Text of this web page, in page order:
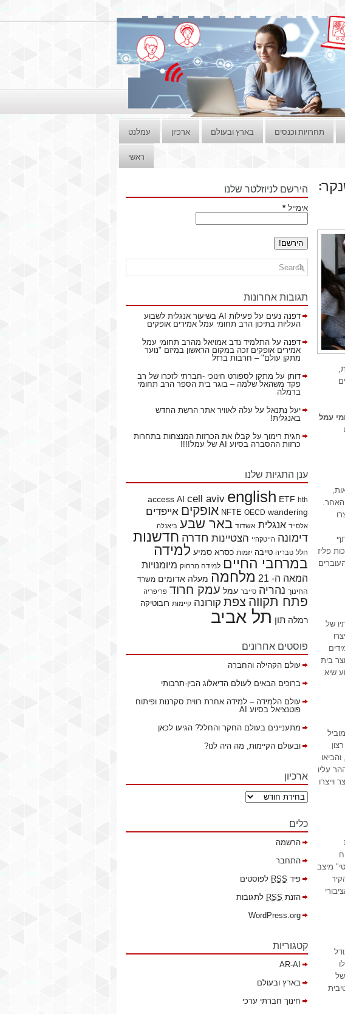
עמלנט ארכיון בארץ ובעולם תחרויות וכנסים
ראשי
עמל
פליז
של
בית
שיא
עליו
מיצב
הירשם לניוזלטר שלנו
אימייל *
תגובות אחרונות
דפנה נעים על
פעילות AI בשיעור אנגלית לשבוע
העליות בתיכון הרב תחומי עמל אמירים אופקים
דפנה על התלמיד נדב אמויאל מהרב תחומי עמל
אמירים אופקים זכה במקום הראשון במיזם "נוער
מתקן עולם" – חרבות ברזל
דותן על מתקן לספורט חינוכי -חברתי לזכרו של רב
פקד משהאל שלמה – בוגר בית הספר הרב תחומי
ברמלה
יעל נתנאל על עלה לאוויר אתר הרשת החדש
באנגלית!
חגית רימוך על קבלו את הכרזות המנצחות בתחרות
כרזות ההסברה בסיוע AI של עמל!!!!
ענן התגיות שלנו
access AI cell aviv english ETF hth
NFTE OECD wandering אופקים אייפדים
אלסייד אנגלית אשדוד באר שבע ביאנלה
דימונה הייטקהיי הצטיינות חדרה חדשנות
חלל טבריה טייבה יזמות כסרא סמיע למידה
במרחבי החיים למידה מרחוק מיומנויות
המאה ה- 21
מלחמה מעלה אדומים משרד
החינוך נהריה סייבר עמל עמק חרוד פריפריה
פתח תקווה צפת קורונה קיימות רובוטיקה
רמלה תון תל אביב
פוסטים אחרונים
עולם הקהילה והחברה
ברוכים הבאים לעולם הדיאלוג הבין-תרבותי
עולם הלמידה – למידה אחרת רווית סקרנות ופיתוח
פוטנציאל בסיוע AI
מתעניינים בעולם החקר והחלל? הגיעו לכאן
ובעולם הקיימות, מה היה לנו?
ארכיון
כלים
הרשמה
התחבר
פיד RSS לפוסטים
הזנת RSS לתגובות
WordPress.org
קטגוריות
AR-AI
בארץ ובעולם
חינוך חברתי ערכי